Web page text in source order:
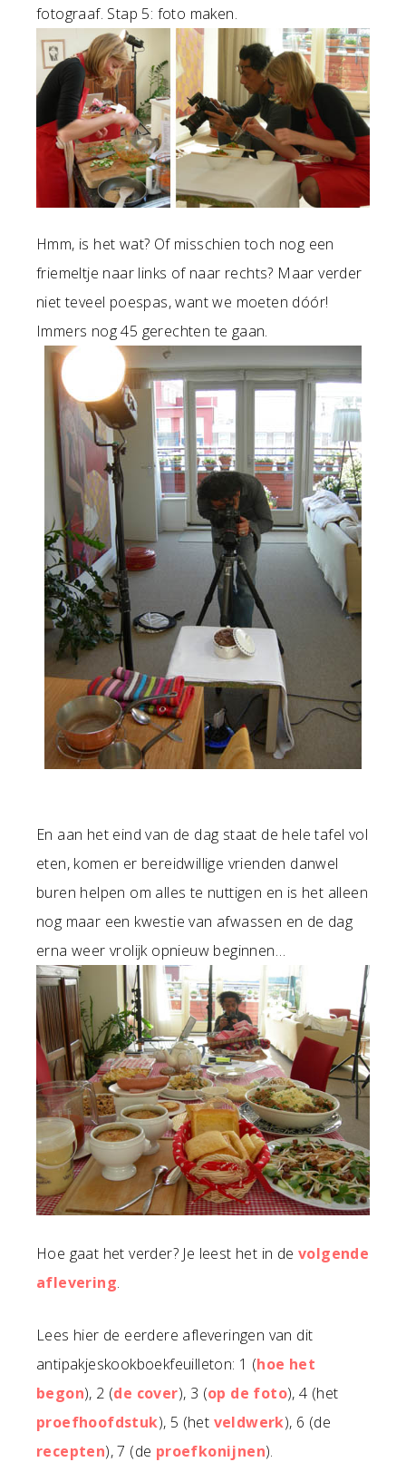
fotograaf. Stap 5: foto maken.
Hmm, is het wat? Of misschien toch nog een
friemeltje naar links of naar rechts? Maar verder
niet teveel poespas, want we moeten dóór!
Immers nog 45 gerechten te gaan.
En aan het eind van de dag staat de hele tafel vol
eten, komen er bereidwillige vrienden danwel
buren helpen om alles te nuttigen en is het alleen
nog maar een kwestie van afwassen en de dag
erna weer vrolijk opnieuw beginnen…
Hoe gaat het verder? Je leest het in de volgende
aflevering.
Lees hier de eerdere afleveringen van dit
antipakjeskookboekfeuilleton: 1 (hoe het
begon), 2 (de cover), 3 (op de foto), 4 (het
proefhoofdstuk), 5 (het veldwerk), 6 (de
recepten), 7 (de proefkonijnen).